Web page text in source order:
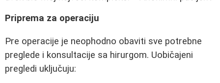
Priprema za operaciju
Pre operacije je neophodno obaviti sve potrebne
preglede i konsultacije sa hirurgom. Uobičajeni
pregledi uključuju: